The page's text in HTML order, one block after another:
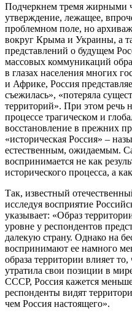
Подчеркнем тремя жирными
утверждение, лежащее,
проблемном поле, но
вокруг Крыма и Украины, а
представлений о будущем
массовых коммуникаций
в глазах населения многих
и Африке, Россия
съежилась», «потеряла
территорий». При этом речь
процессе трагическом и
восстановление в прежних
«историческая Россия» –
естественным, ожидаемым.
воспринимается не как
исторического процесса, а
Так, известный
исследуя восприятие
указывает: «Образ
уровне у респондентов
далекую страну. Однако на
воспринимают ее намного
образа территории влияет
утратила свои позиции в
СССР, Россия кажется
респонденты видят
чем Россия настоящего».